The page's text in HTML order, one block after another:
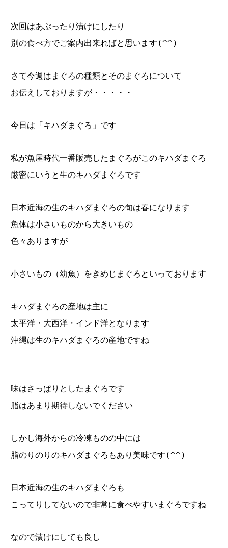
次回はあぶったり漬けにしたり
別の食べ方でご案内出来ればと思います(^^)
さて今週はまぐろの種類とそのまぐろについて
お伝えしておりますが・・・・・
今日は「キハダまぐろ」です
私が魚屋時代一番販売したまぐろがこのキハダまぐろ
厳密にいうと生のキハダまぐろです
日本近海の生のキハダまぐろの旬は春になります
魚体は小さいものから大きいもの
色々ありますが
小さいもの（幼魚）をきめじまぐろといっております
キハダまぐろの産地は主に
太平洋・大西洋・インド洋となります
沖縄は生のキハダまぐろの産地ですね
味はさっぱりとしたまぐろです
脂はあまり期待しないでください
しかし海外からの冷凍ものの中には
脂のりのりのキハダまぐろもあり美味です(^^)
日本近海の生のキハダまぐろも
こってりしてないので非常に食べやすいまぐろですね
なので漬けにしても良し